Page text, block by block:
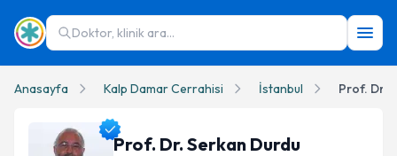
Doktor, klinik ara...
Anasayfa Kalp Damar Cerrahisi İstanbul Prof. Dr.
Prof. Dr. Serkan Durdu